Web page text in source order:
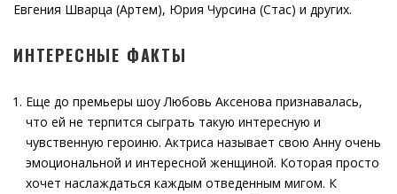
Евгения Шварца (Артем), Юрия Чурсина (Стас) и других.
ИНТЕРЕСНЫЕ ФАКТЫ
Еще до премьеры шоу Любовь Аксенова признавалась,
что ей не терпится сыграть такую интересную и
чувственную героиню. Актриса называет свою Анну очень
эмоциональной и интересной женщиной. Которая просто
хочет наслаждаться каждым отведенным мигом. К